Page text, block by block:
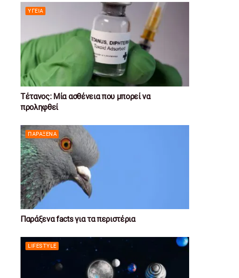
ΥΓΕΊΑ
Τέτανος: Μία ασθένεια που μπορεί να
προληφθεί
ΠΑΡΆΞΕΝΑ
Παράξενα facts για τα περιστέρια
LIFESTYLE